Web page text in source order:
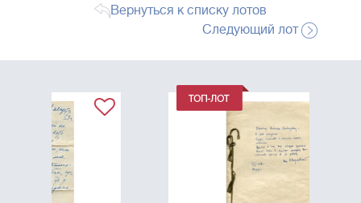
Вернуться к списку лотов
Следующий лот